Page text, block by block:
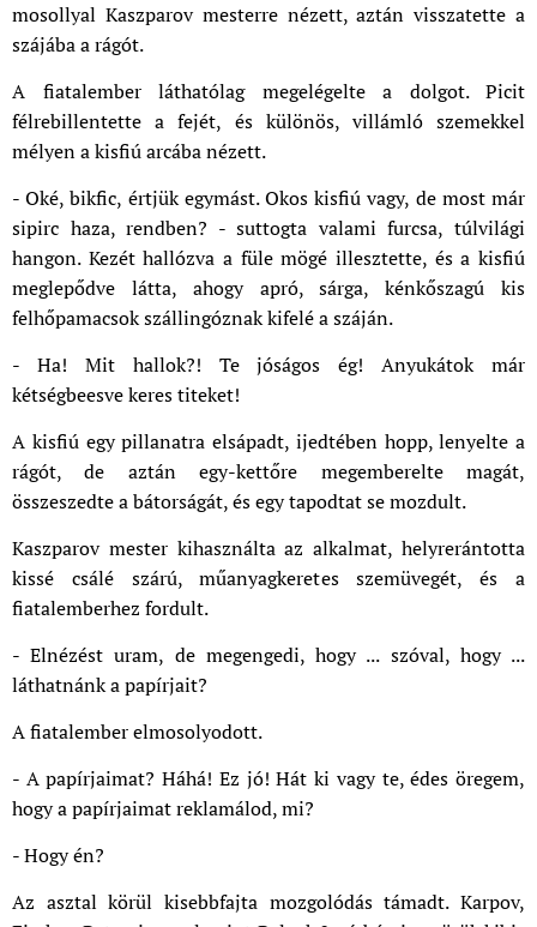
mosollyal Kaszparov mesterre nézett, aztán visszatette a
szájába a rágót.
A fiatalember láthatólag megelégelte a dolgot. Picit
félrebillentette a fejét, és különös, villámló szemekkel
mélyen a kisfiú arcába nézett.
- Oké, bikfic, értjük egymást. Okos kisfiú vagy, de most már
sipirc haza, rendben? - suttogta valami furcsa, túlvilági
hangon. Kezét hallózva a füle mögé illesztette, és a kisfiú
meglepődve látta, ahogy apró, sárga, kénkőszagú kis
felhőpamacsok szállingóznak kifelé a száján.
- Ha! Mit hallok?! Te jóságos ég! Anyukátok már
kétségbeesve keres titeket!
A kisfiú egy pillanatra elsápadt, ijedtében hopp, lenyelte a
rágót, de aztán egy-kettőre megemberelte magát,
összeszedte a bátorságát, és egy tapodtat se mozdult.
Kaszparov mester kihasználta az alkalmat, helyrerántotta
kissé csálé szárú, műanyagkeretes szemüvegét, és a
fiatalemberhez fordult.
- Elnézést uram, de megengedi, hogy ... szóval, hogy ...
láthatnánk a papírjait?
A fiatalember elmosolyodott.
- A papírjaimat? Háhá! Ez jó! Hát ki vagy te, édes öregem,
hogy a papírjaimat reklamálod, mi?
- Hogy én?
Az asztal körül kisebbfajta mozgolódás támadt. Karpov,